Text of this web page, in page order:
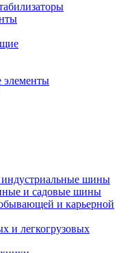
элементы
шины
и садовые шины
и карьерной
и легкогрузовых